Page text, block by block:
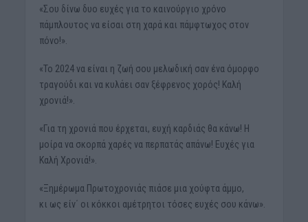
«Σου δίνω δυο ευχές για το καινούργιο χρόνο
πάμπλουτος να είσαι στη χαρά και πάμφτωχος στον
πόνο!».
«Το 2024 να είναι η ζωή σου μελωδική σαν ένα όμορφο
τραγούδι και να κυλάει σαν ξέφρενος χορός! Καλή
χρονιά!».
«Για τη χρονιά που έρχεται, ευχή καρδιάς θα κάνω! Η
μοίρα να σκορπά χαρές να περπατάς απάνω! Ευχές για
Καλή Χρονιά!».
«Ξημέρωμα Πρωτοχρονιάς πιάσε μια χούφτα άμμο,
κι ως είν΄ οι κόκκοι αμέτρητοι τόσες ευχές σου κάνω».